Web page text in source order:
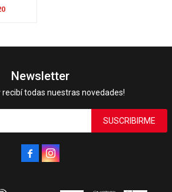
Newsletter
recibí todas nuestras novedades!
SUSCRIBIRME
 